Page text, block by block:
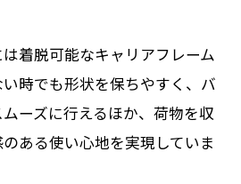
着脱可能なキャリアフレーム
時でも形状を保ちやすく、バ
ーズに行えるほか、荷物を収
ある使い心地を実現していま